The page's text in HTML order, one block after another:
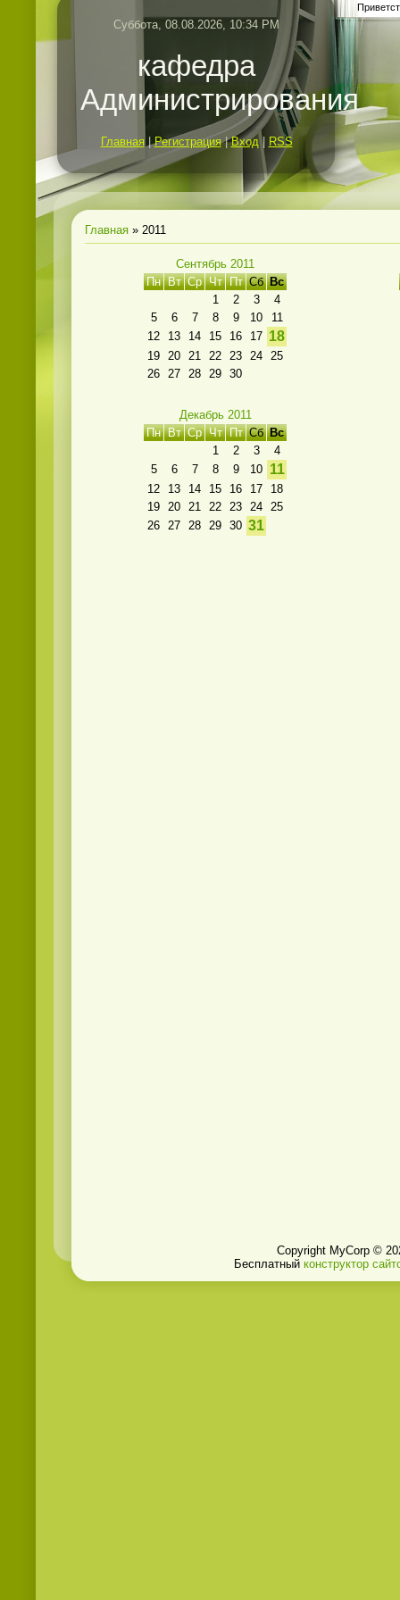
Суббота, 08.08.2026, 10:34 PM
кафедра
Администрирования
Главная |Регистрация|Вход| RSS
Главная » 2011
Сентябрь 2011
Пн Вт Ср Чт Пт Сб Вс
1
2 3
4
5
6 7 8 9 10
11
12
13 14 15 16 17 18
19 20 21 22 23 24 25
26 27 28 29 30
Декабрь 2011
Пн Вт Ср Чт Пт Сб Вс
1
2 3
4
5
6 7 8 9 10 11
12 13 14 15 16 17
18
19 20 21 22 23 24 25
26 27 28 29 30 31
Copyright MyCorp ©
Бесплатный конструктор